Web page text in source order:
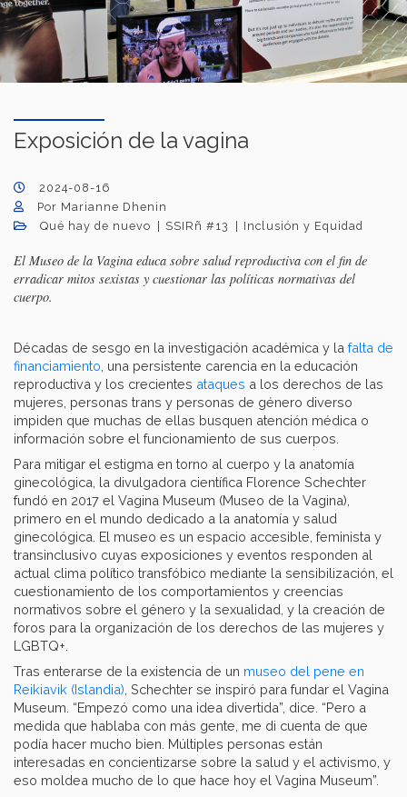
Exposición de la vagina
2024-08-16
Por Marianne Dhenin
Qué hay de nuevo
SSIRñ #13 Inclusión y Equidad
El Museo de la Vagina educa sobre salud reproductiva con el fin de
erradicar mitos sexistas y cuestionar las políticas normativas del
cuerpo.
Décadas de sesgo en la investigación académica y la falta de
financiamiento , una persistente carencia en la educación
reproductiva y los crecientes ataques a los derechos de las
mujeres, personas trans y personas de género diverso
impiden que muchas de ellas busquen atención médica o
información sobre el funcionamiento de sus cuerpos.
Para mitigar el estigma en torno al cuerpo y la anatomía
ginecológica, la divulgadora científica Florence Schechter
fundó en 2017 el Vagina Museum (Museo de la Vagina),
primero en el mundo dedicado a la anatomía y salud
ginecológica. El museo es un espacio accesible, feminista y
transinclusivo cuyas exposiciones y eventos responden al
actual clima político transfóbico mediante la sensibilización, el
cuestionamiento de los comportamientos y creencias
normativos sobre el género y la sexualidad, y la creación de
foros para la organización de los derechos de las mujeres y
LGBTQ+.
Tras enterarse de la existencia de un museo del pene en
Reikiavik (Islandia) , Schechter se inspiró para fundar el Vagina
Museum. “Empezó como una idea divertida”, dice. “Pero a
medida que hablaba con más gente, me di cuenta de que
podía hacer mucho bien. Múltiples personas están
interesadas en concientizarse sobre la salud y el activismo, y
eso moldea mucho de lo que hace hoy el Vagina Museum”.